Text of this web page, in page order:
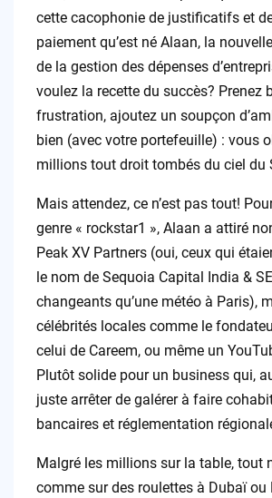
cette cacophonie de justificatifs et
paiement qu’est né Alaan, la
de la gestion des dépenses
voulez la recette du succès? Prenez
frustration, ajoutez un soupçon
bien (avec votre portefeuille) : vous
millions tout droit tombés du ciel du
Mais attendez, ce n’est pas tout!
genre « rockstar1 », Alaan a attiré
Peak XV Partners (oui, ceux qui
le nom de Sequoia Capital India &
changeants qu’une météo à Paris),
célébrités locales comme le
celui de Careem, ou même un
Plutôt solide pour un business qui,
juste arrêter de galérer à faire
bancaires et réglementation
Malgré les millions sur la table, tout
comme sur des roulettes à Dubaï ou